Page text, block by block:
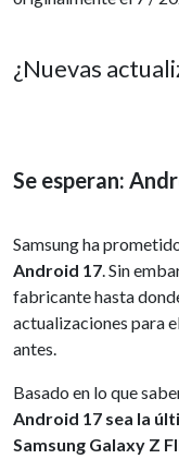
¿Nuevas
Se esperan:
Samsung ha
Android 17. Sin
fabricante hasta
actualizaciones para
antes.
Basado en lo que
Android 17 sea la
Samsung Galaxy Z